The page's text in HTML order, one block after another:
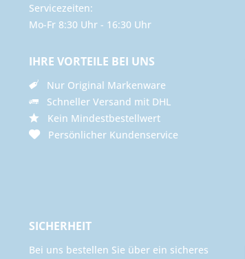
Servicezeiten:
Mo-Fr 8:30 Uhr - 16:30 Uhr
IHRE VORTEILE BEI UNS
Nur Original Markenware
Schneller Versand mit DHL
Kein Mindestbestellwert
Persönlicher Kundenservice
SICHERHEIT
Bei uns bestellen Sie über ein sicheres